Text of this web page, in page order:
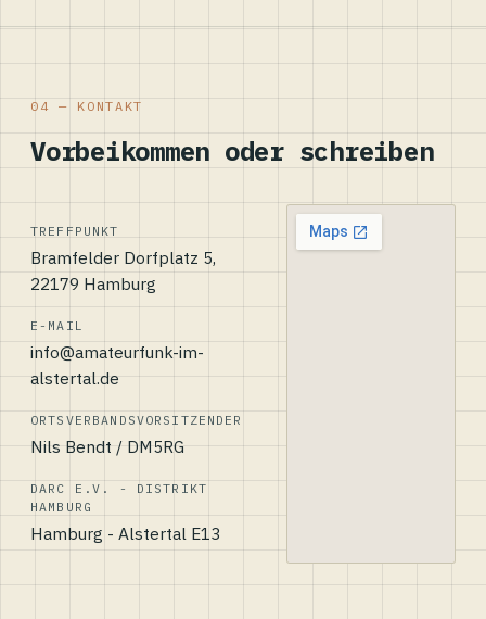
04 — KONTAKT
Vorbeikommen oder schreiben
TREFFPUNKT
Bramfelder Dorfplatz 5,
22179 Hamburg
E-MAIL
info@amateurfunk-im-
alstertal.de
ORTSVERBANDSVORSITZENDER
Nils Bendt / DM5RG
DARC E.V. - DISTRIKT
HAMBURG
Hamburg - Alstertal E13